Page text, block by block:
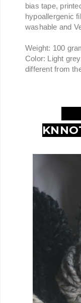
bias tape,
hypoallergenic
washable and
Weight: 100
Color: Light
different from